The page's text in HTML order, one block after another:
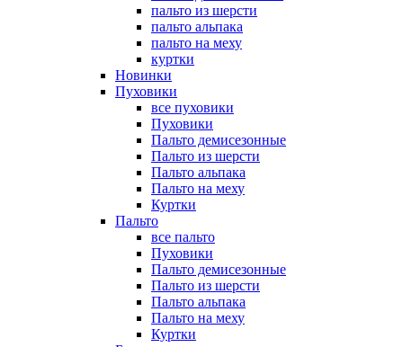
пальто из шерсти
пальто альпака
пальто на меху
куртки
Новинки
Пуховики
все пуховики
Пуховики
Пальто демисезонные
Пальто из шерсти
Пальто альпака
Пальто на меху
Куртки
Пальто
все пальто
Пуховики
Пальто демисезонные
Пальто из шерсти
Пальто альпака
Пальто на меху
Куртки